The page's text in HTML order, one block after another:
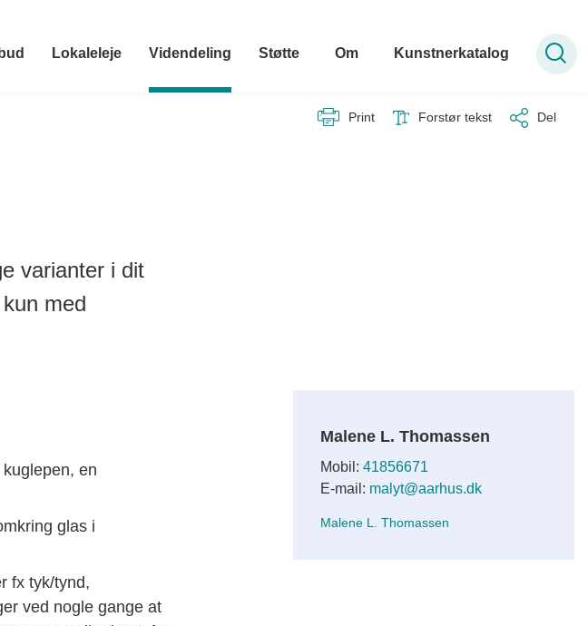
Lokaleleje Videndeling Støtte Om Kunstnerkatalog
Print Forstør tekst Del
varianter i dit
med
en
glas i
fx tyk/tynd,
ved nogle gange at
Malene L. Thomassen
Mobil:41856671
E-mail: malyt@aarhus.dk
Malene L. Thomassen